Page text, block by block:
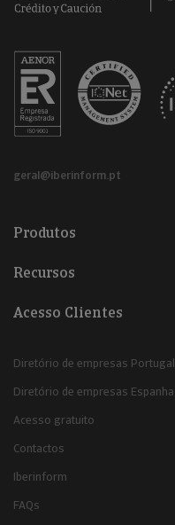
geral@iberinform.pt
Produtos
Recursos
Acesso Clientes
Diretório de empresas Portugal
Diretório de empresas Espanha
Acesso gratuito
Contactos
Iberinform
FAQs